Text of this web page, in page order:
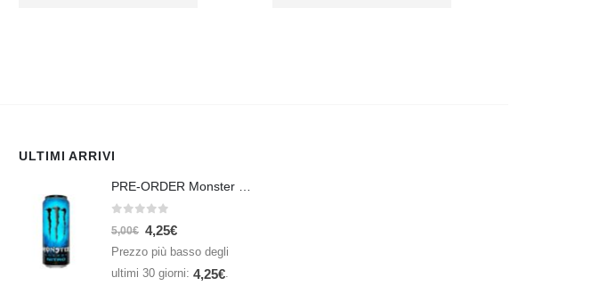
ULTIMI ARRIVI
PRE-ORDER Monster Energy Nitro Blue Flash PL 500 ml IN ARRIVO IL 21 SETTEMBRE
5,00€ 4,25€
Prezzo più basso degli
ultimi 30 giorni: 4,25€